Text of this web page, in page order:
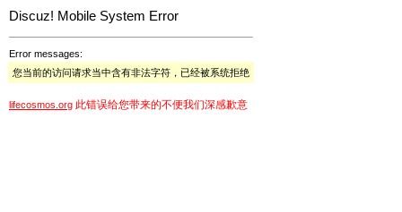
Discuz! Mobile System Error
Error messages:
您当前的访问请求当中含有非法字符，已经被系统拒绝
lifecosmos.org 此错误给您带来的不便我们深感歉意